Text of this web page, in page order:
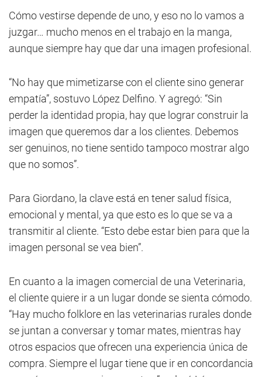
Cómo vestirse depende de uno, y eso no lo vamos a
juzgar… mucho menos en el trabajo en la manga,
aunque siempre hay que dar una imagen profesional.
“No hay que mimetizarse con el cliente sino generar
empatía”, sostuvo López Delfino. Y agregó: “Sin
perder la identidad propia, hay que lograr construir la
imagen que queremos dar a los clientes. Debemos
ser genuinos, no tiene sentido tampoco mostrar algo
que no somos”.
Para Giordano, la clave está en tener salud física,
emocional y mental, ya que esto es lo que se va a
transmitir al cliente. “Esto debe estar bien para que la
imagen personal se vea bien”.
En cuanto a la imagen comercial de una Veterinaria,
el cliente quiere ir a un lugar donde se sienta cómodo.
“Hay mucho folklore en las veterinarias rurales donde
se juntan a conversar y tomar mates, mientras hay
otros espacios que ofrecen una experiencia única de
compra. Siempre el lugar tiene que ir en concordancia